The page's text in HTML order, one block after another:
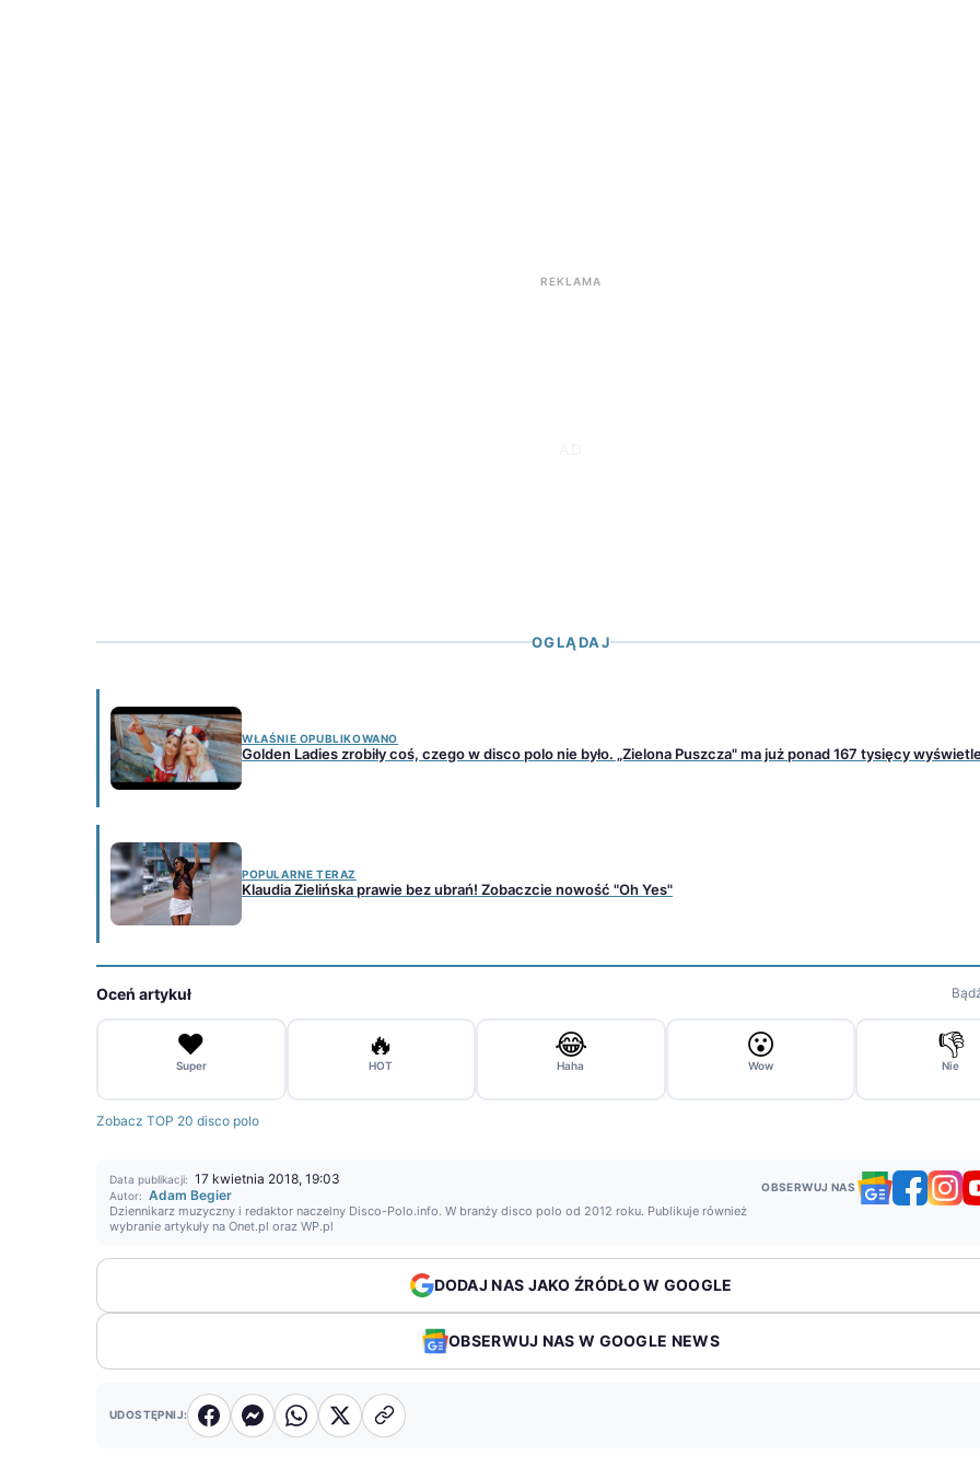
REKLAMA
OGLĄDAJ
WŁAŚNIE OPUBLIKOWANO
Golden Ladies zrobiły coś, czego w disco polo nie było. „Zielona Puszcza" ma już ponad 167 tysięcy
POPULARNE TERAZ
Klaudia Zielińska prawie bez ubrań! Zobaczcie nowość "Oh Yes"
Oceń artykuł
❤️
Super
🔥
HOT
😂
Haha
😮
Wow
👎
Nie
Zobacz TOP 20 disco polo
Data publikacji: 17 kwietnia 2018, 19:03
Autor: Adam Begier
Dziennikarz muzyczny i redaktor naczelny Disco-Polo.info. W branży disco polo od 2012 roku. Publikuje również
wybranie artykuły na Onet.pl oraz WP.pl
OBSERWUJ NAS
DODAJ NAS JAKO ŹRÓDŁO W GOOGLE
OBSERWUJ NAS W GOOGLE NEWS
UDOSTĘPNIJ: